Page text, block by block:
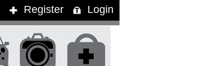
Register Login